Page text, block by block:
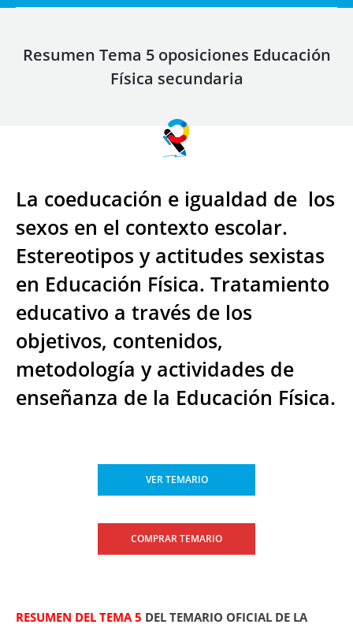
Resumen Tema 5 oposiciones Educación
Física secundaria
La coeducación e igualdad de los
sexos en el contexto escolar.
Estereotipos y actitudes sexistas
en Educación Física. Tratamiento
educativo a través de los
objetivos, contenidos,
metodología y actividades de
enseñanza de la Educación Física.
VER TEMARIO
COMPRAR TEMARIO
RESUMEN DEL TEMA 5 DEL TEMARIO OFICIAL DE LA